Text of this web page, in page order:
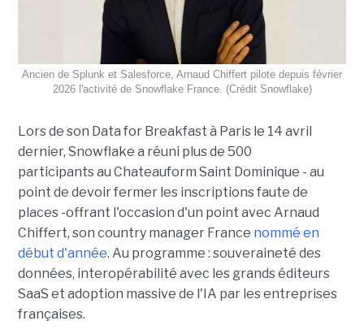
Ancien de Splunk et Salesforce, Arnaud Chiffert pilote depuis février
2026 l'activité de Snowflake France. (Crédit Snowflake)
Lors de son Data for Breakfast à Paris le 14 avril
dernier, Snowflake a réuni plus de 500
participants au Chateauform Saint Dominique - au
point de devoir fermer les inscriptions faute de
places -offrant l'occasion d'un point avec Arnaud
Chiffert, son country manager France nommé en
début d'année. Au programme : souveraineté des
données, interopérabilité avec les grands éditeurs
SaaS et adoption massive de l'IA par les entreprises
françaises.